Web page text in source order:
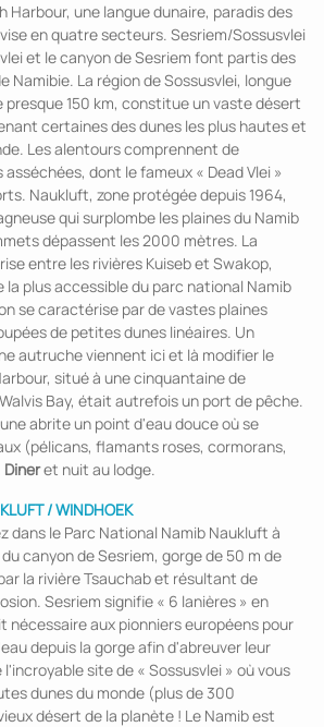
Harbour, une langue dunaire, paradis des
en quatre secteurs. Sesriem/Sossusvlei
et le canyon de Sesriem font partis des
Namibie. La région de Sossusvlei, longue
presque 150 km, constitue un vaste désert
certaines des dunes les plus hautes et
Les alentours comprennent de
dont le fameux « Dead Vlei »
Naukluft, zone protégée depuis 1964,
qui surplombe les plaines du Namib
dépassent les 2000 mètres. La
entre les rivières Kuiseb et Swakop,
la plus accessible du parc national Namib
se caractérise par de vastes plaines
de petites dunes linéaires. Un
autruche viennent ici et là modifier le
situé à une cinquantaine de
Bay, était autrefois un port de pêche.
abrite un point d'eau douce où se
(pélicans, flamants roses, cormorans,
Dineret nuit au lodge.
/ WINDHOEK
dans le Parc National Namib Naukluft à
canyon de Sesriem, gorge de 50 m de
la rivière Tsauchab et résultant de
Sesriem signifie « 6 lanières » en
nécessaire aux pionniers européens pour
depuis la gorge afin d'abreuver leur
site de « Sossusvlei » où vous
dunes du monde (plus de 300
désert de la planète ! Le Namib est